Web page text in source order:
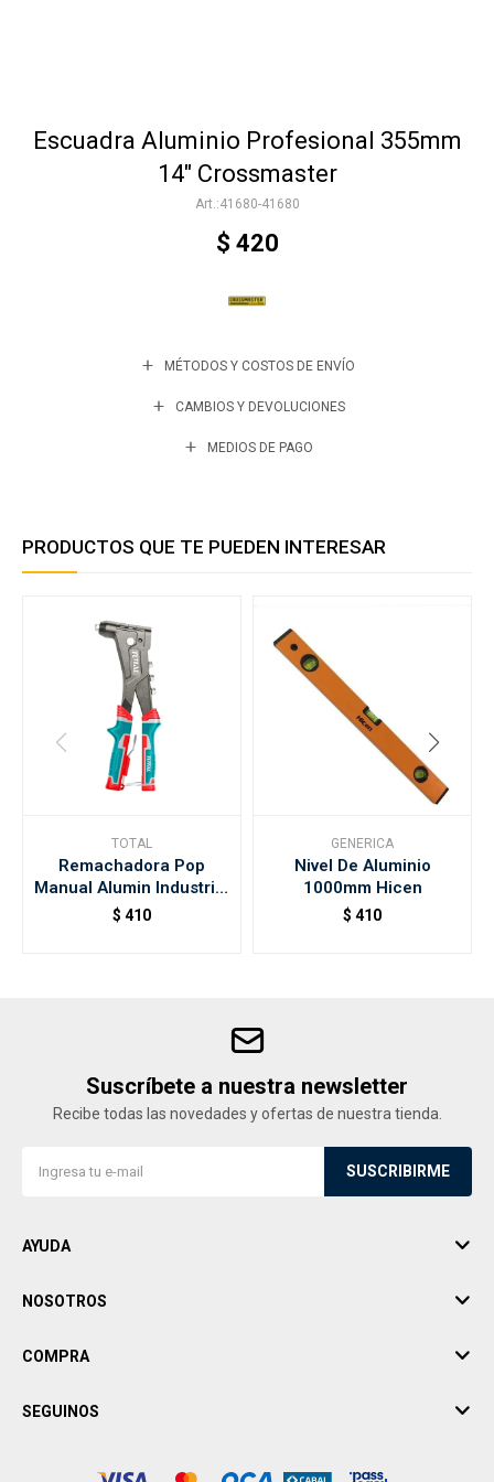
Escuadra Aluminio Profesional 355mm
14" Crossmaster
41680-41680
$ 420
MÉTODOS Y COSTOS DE ENVÍO
CAMBIOS Y DEVOLUCIONES
MEDIOS DE PAGO
PRODUCTOS QUE TE PUEDEN INTERESAR
TOTAL
Remachadora Pop
Manual Alumin Industrial
10,5" Total
$ 410
GENERICA
Nivel De Aluminio
1000mm Hicen
$ 410
Suscríbete a nuestra newsletter
Recibe todas las novedades y ofertas de nuestra tienda.
SUSCRIBIRME
AYUDA
NOSOTROS
COMPRA
SEGUINOS
Varios